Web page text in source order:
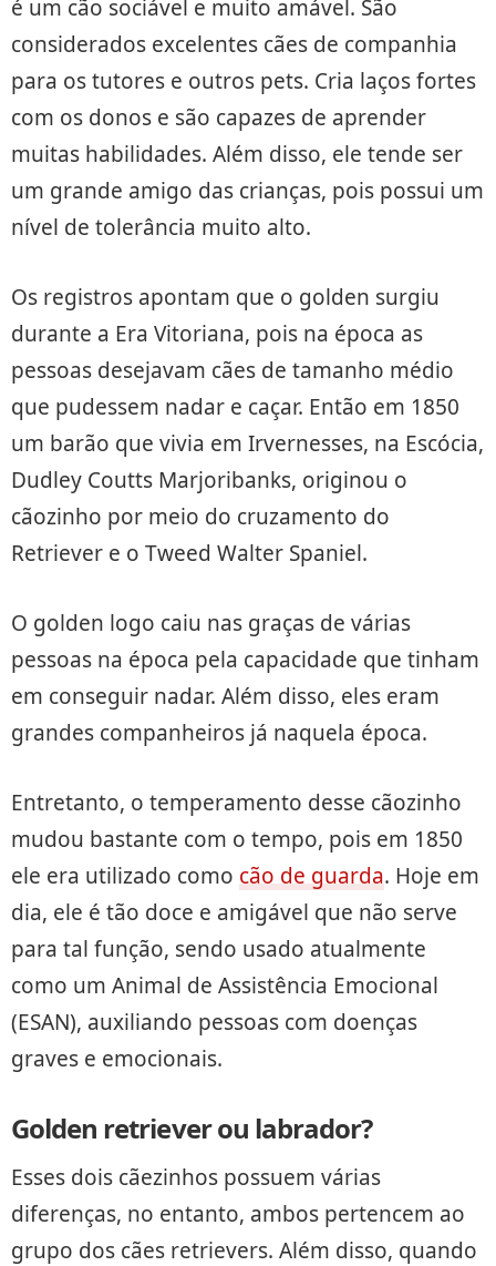
é um cão sociável e muito amável. São
considerados excelentes cães de companhia
para os tutores e outros pets. Cria laços fortes
com os donos e são capazes de aprender
muitas habilidades. Além disso, ele tende ser
um grande amigo das crianças, pois possui um
nível de tolerância muito alto.
Os registros apontam que o golden surgiu
durante a Era Vitoriana, pois na época as
pessoas desejavam cães de tamanho médio
que pudessem nadar e caçar. Então em 1850
um barão que vivia em Irvernesses, na Escócia,
Dudley Coutts Marjoribanks, originou o
cãozinho por meio do cruzamento do
Retriever e o Tweed Walter Spaniel.
O golden logo caiu nas graças de várias
pessoas na época pela capacidade que tinham
em conseguir nadar. Além disso, eles eram
grandes companheiros já naquela época.
Entretanto, o temperamento desse cãozinho
mudou bastante com o tempo, pois em 1850
ele era utilizado como cão de guarda. Hoje em
dia, ele é tão doce e amigável que não serve
para tal função, sendo usado atualmente
como um Animal de Assistência Emocional
(ESAN), auxiliando pessoas com doenças
graves e emocionais.
Golden retriever ou labrador?
Esses dois cãezinhos possuem várias
diferenças, no entanto, ambos pertencem ao
grupo dos cães retrievers. Além disso, quando